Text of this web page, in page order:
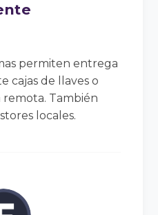
permiten entrega
cajas de llaves o
remota. También
locales.